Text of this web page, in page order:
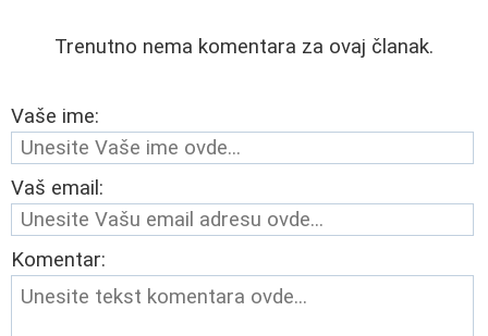
Trenutno nema komentara za ovaj članak.
Vaše ime:
Vaš email:
Komentar: